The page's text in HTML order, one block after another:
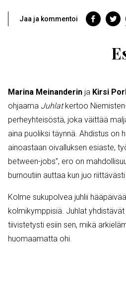
Jaa ja kommentoi
Jaa Jaa
Marina Meinanderin ja Kirsi
ohjaama Juhlatkertoo
perheyhteisöstä, joka väittää
aina puoliksi täynnä. Ahdistus on
ainoastaan oivalluksen esiaste,
between-jobs”, ero on
burnoutiin auttaa kun juo
Kolme sukupolvea juhlii
kolmikymppisiä. Juhlat
tiivistetysti esiin sen, mikä
huomaamatta ohi.